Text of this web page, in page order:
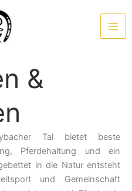
&
Tal bietet beste
Pferdehaltung und ein
in die Natur entsteht
und Gemeinschaft